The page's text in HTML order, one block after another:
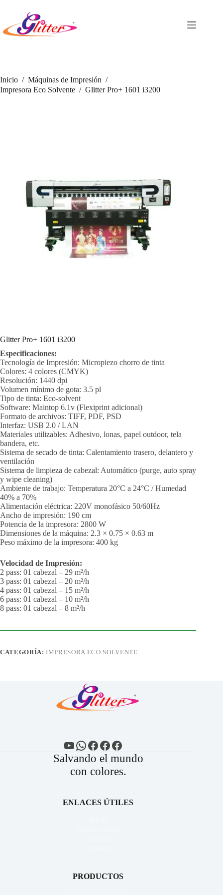
contenido
Inicio / Máquinas de Impresión /
Impresora Eco Solvente / Glitter Pro+ 1601 i3200
Glitter Pro+ 1601 i3200
Especificaciones:
Tecnología de Impresión: Micropiezo chorro de tinta
Colores: 4 colores (CMYK)
Resolución: 1440 dpi
Volumen mínimo de gota: 3.5 pl
Tipo de tinta: Eco-solvent
Software: Maintop 6.1v (Flexiprint adicional)
Formato de archivos: TIFF, PDF, PSD
Interfaz: USB 2.0 / LAN
Materiales utilizables: Adhesivo, lonas, papel outdoor, tela
bandera, etc.
Sistema de secado de tinta: Calentamiento trasero, delantero y
ventilación
Sistema de limpieza de cabezal: Automático (purge, auto spray
y wipe cleaning)
Ambiente de trabajo: Temperatura 20°C a 24°C / Humedad
40% a 70%
Alimentación eléctrica: 220V monofásico 50/60Hz
Ancho de impresión: 190 cm
Potencia de la impresora: 2800 W
Dimensiones de la máquina: 2.3 × 0.75 × 0.63 m
Peso máximo de la impresora: 400 kg
Velocidad de Impresión:
2 pass: 01 cabezal – 29 m²/h
3 pass: 01 cabezal – 20 m²/h
4 pass: 01 cabezal – 15 m²/h
6 pass: 01 cabezal – 10 m²/h
8 pass: 01 cabezal – 8 m²/h
CATEGORÍA:IMPRESORA ECO SOLVENTE
YouTube
WhatsApp
Facebook
Facebook
Facebook
Salvando el mundo
con colores.
ENLACES ÚTILES
PRODUCTOS